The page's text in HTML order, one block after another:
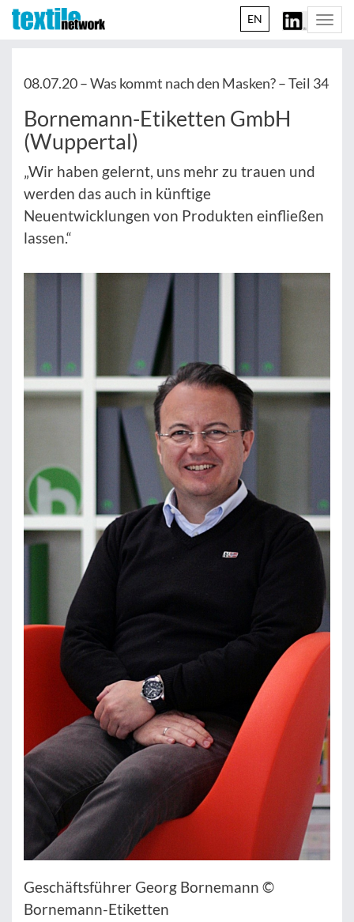
EN
08.07.20 –Was kommt nach den Masken? – Teil 34
Bornemann-Etiketten GmbH
(Wuppertal)
„Wir haben gelernt, uns mehr zu trauen und
werden das auch in künftige
Neuentwicklungen von Produkten einfließen
lassen.“
Geschäftsführer Georg Bornemann ©
Bornemann-Etiketten